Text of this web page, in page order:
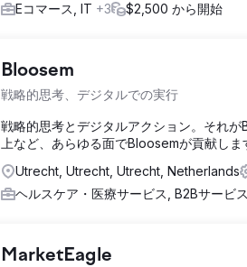
Eコマース, IT +3 $2,500 から開始
Bloosem
戦略的思考、デジタルでの実行
戦略的思考とデジタルアクション。それ
上など、あらゆる面でBloosemが貢献しま
Utrecht, Utrecht, Utrecht, Netherlands
ヘルスケア・医療サービス, B2Bサービス
MarketEagle